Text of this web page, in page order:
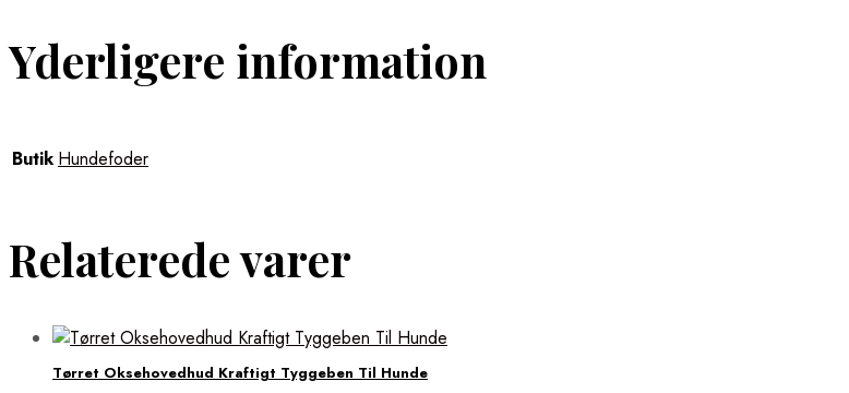
Yderligere information
Butik Hundefoder
Relaterede varer
Tørret Oksehovedhud Kraftigt Tyggeben Til Hunde